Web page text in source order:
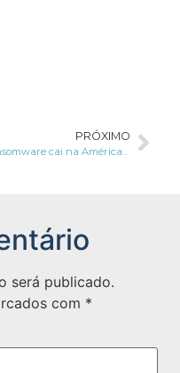
PRÓXIMO
será publicado.
com *